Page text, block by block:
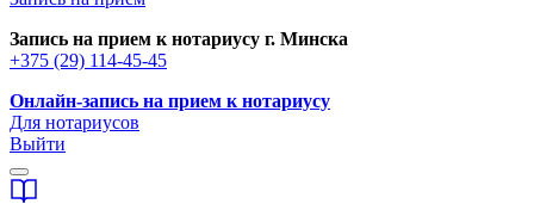
Запись на прием к нотариусу г. Минска
+375 (29) 114-45-45
Онлайн-запись на прием к нотариусу
Для нотариусов
Выйти